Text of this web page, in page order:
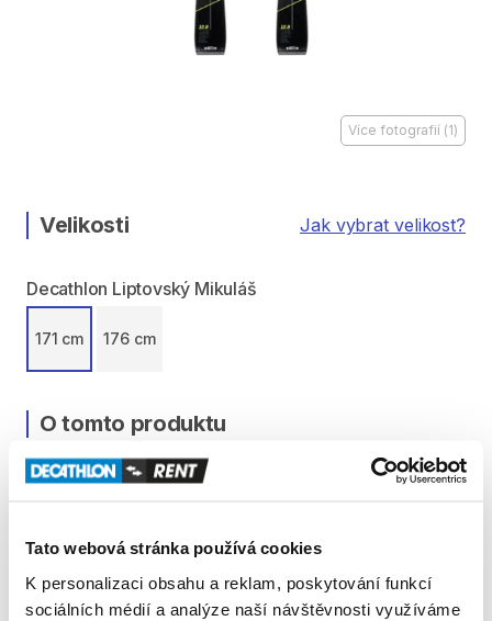
Tato webová stránka používá cookies
K personalizaci obsahu a reklam, poskytování funkcí
sociálních médií a analýze naší návštěvnosti využíváme
Více fotografií (1)
Velikosti Jak vybrat velikost?
Decathlon Liptovský Mikuláš
171 cm 176 cm
O tomto produktu
Lyže určené iba na zjazdovku.
skvelú
ťažké mať nad nimi 100% kontrolu celý
Lyže na zjazdovku určené skúseným lyžiarom​,​ ktorí